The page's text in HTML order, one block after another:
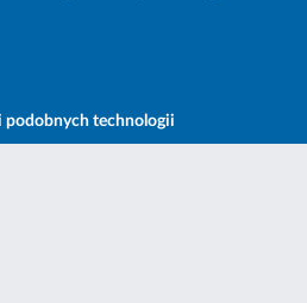
podobnych technologii